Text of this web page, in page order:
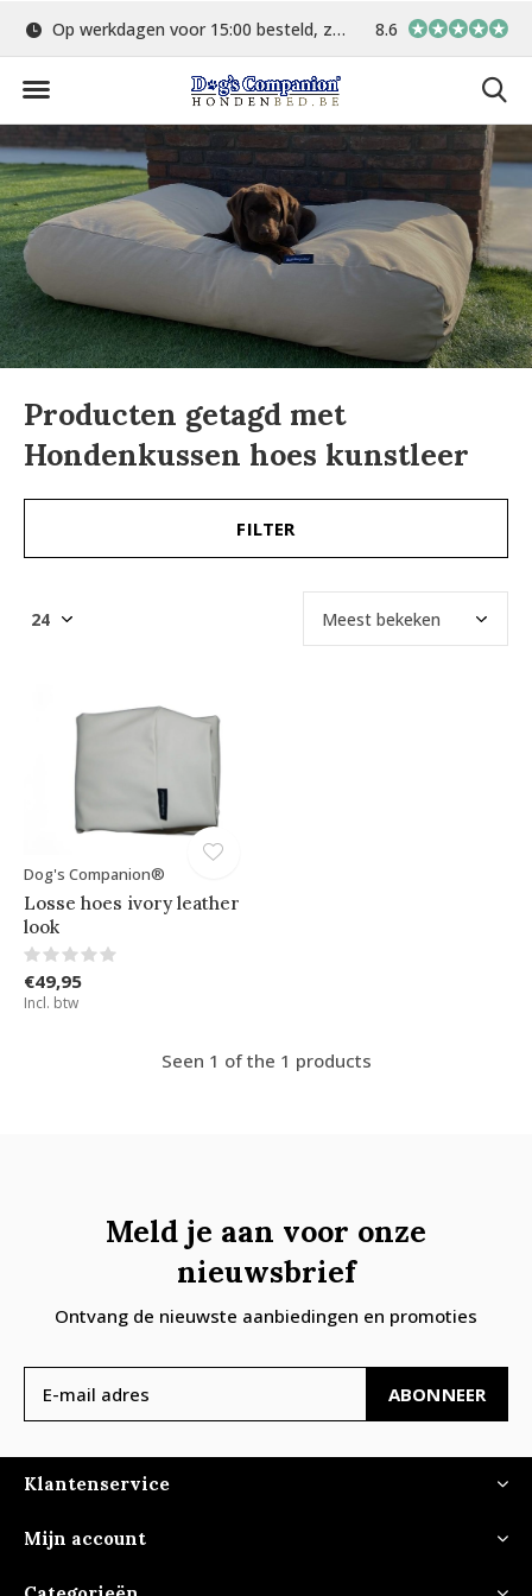
Op werkdagen voor 15:00 besteld, zelfde dag verstuurd Gratis verzending
8.6
Producten getagd met
Hondenkussen hoes kunstleer
FILTER
Dog's Companion®
Losse hoes ivory leather
look
€49,95
Incl. btw
Seen 1 of the 1 products
Meld je aan voor onze
nieuwsbrief
Ontvang de nieuwste aanbiedingen en promoties
ABONNEER
Klantenservice
Mijn account